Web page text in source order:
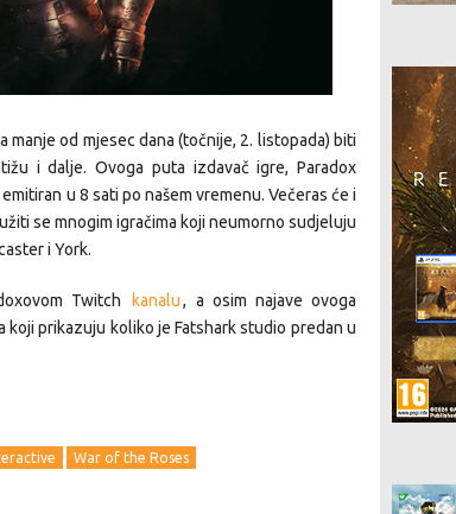
manje od mjesec dana (točnije, 2. listopada) biti
i dalje. Ovoga puta izdavač igre, Paradox
u 8 sati po našem vremenu. Večeras će i
se mnogim igračima koji neumorno sudjeluju
i York.
Twitch kanalu , a osim najave ovoga
prikazuju koliko je Fatshark studio predan u
War of the Roses